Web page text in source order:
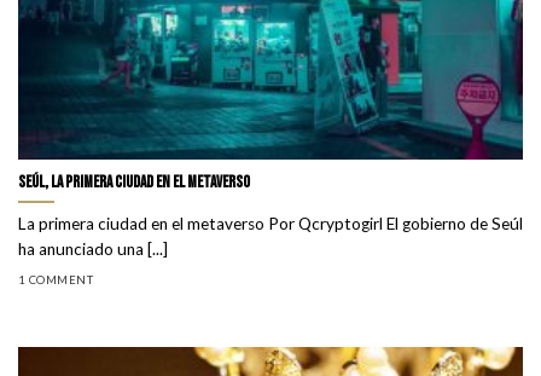
Seúl, la primera ciudad en el metaverso
La primera ciudad en el metaverso Por Qcryptogirl El gobierno de Seúl
ha anunciado una [...]
1 COMMENT